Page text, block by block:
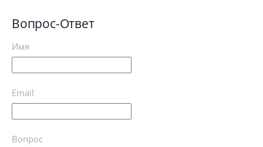
Вопрос-Ответ
Имя
Email
Вопрос